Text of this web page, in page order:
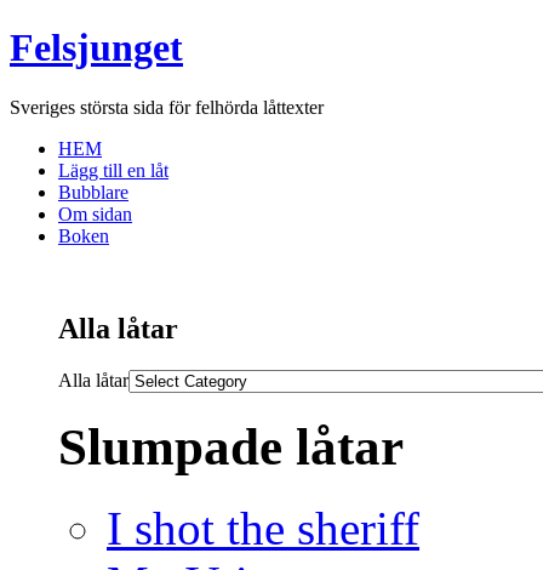
Felsjunget
Sveriges största sida för felhörda låttexter
HEM
Lägg till en låt
Bubblare
Om sidan
Boken
Alla låtar
Alla låtar
Slumpade låtar
I shot the sheriff